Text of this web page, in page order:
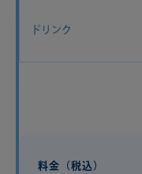
ドリンク
料金（税込）